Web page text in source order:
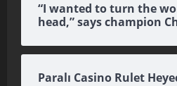
“I wanted to turn the
head,” says champion
Paralı Casino Rulet